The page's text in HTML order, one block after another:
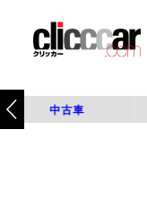
中古車